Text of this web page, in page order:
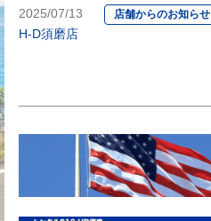
2025/07/13 店舗からのお知らせ
H-D須磨店